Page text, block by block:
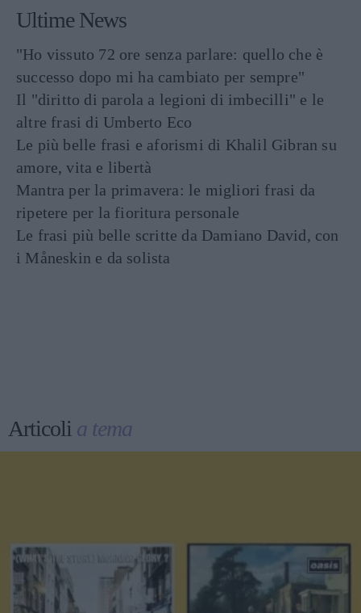
Ultime News
"Ho vissuto 72 ore senza parlare: quello che è
successo dopo mi ha cambiato per sempre"
Il "diritto di parola a legioni di imbecilli" e le
altre frasi di Umberto Eco
Le più belle frasi e aforismi di Khalil Gibran su
amore, vita e libertà
Mantra per la primavera: le migliori frasi da
ripetere per la fioritura personale
Le frasi più belle scritte da Damiano David, con
i Måneskin e da solista
Articoli a tema